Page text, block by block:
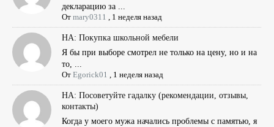
декларацию за ...
Отmary0311 1 неделя назад
НА: Покупка школьной мебели
Я бы при выборе смотрел не только на цену, но и на
то, ...
ОтEgorick01 1 неделя назад
НА: Посоветуйте гадалку (рекомендации, отзывы,
контакты)
Когда у моего мужа начались проблемы с памятью, я